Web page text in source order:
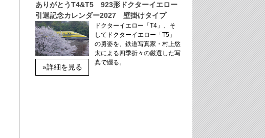
ありがとうT4&T5 923形ドクターイエロー
引退記念カレンダー2027 壁掛けタイプ
»詳細を見る
ドクターイエロー「T4」、そ
してドクターイエロー「T5」
の勇姿を、鉄道写真家・村上悠
太による四季折々の厳選した写
真で綴る。